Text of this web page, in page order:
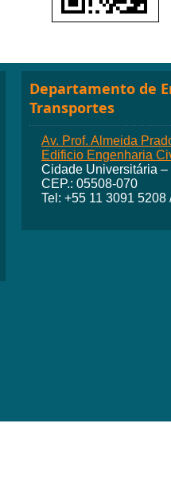
Departamento de
Transportes
Av. Prof. Almeida
Edificio Engenharia
Cidade Universitária
CEP.: 05508-070
Tel: +55 11 3091